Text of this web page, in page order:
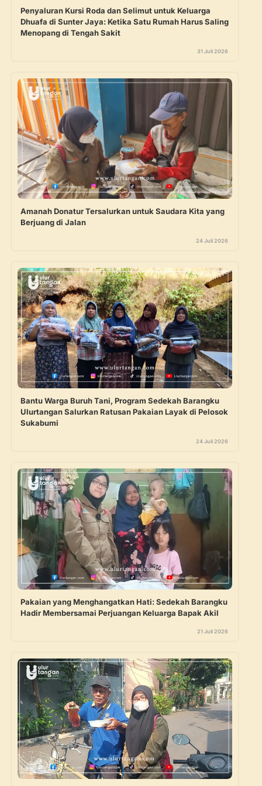
Penyaluran Kursi Roda dan Selimut untuk Keluarga
Dhuafa di Sunter Jaya: Ketika Satu Rumah Harus Saling
Menopang di Tengah Sakit
31 Juli 2026
Amanah Donatur Tersalurkan untuk Saudara Kita yang
Berjuang di Jalan
24 Juli 2026
Bantu Warga Buruh Tani, Program Sedekah Barangku
Ulurtangan Salurkan Ratusan Pakaian Layak di Pelosok
Sukabumi
24 Juli 2026
Pakaian yang Menghangatkan Hati: Sedekah Barangku
Hadir Membersamai Perjuangan Keluarga Bapak Akil
21 Juli 2026